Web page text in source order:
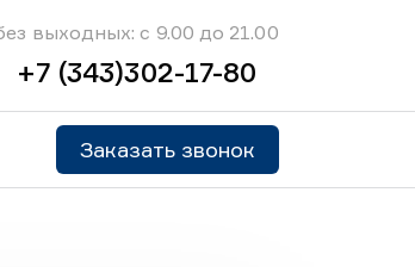
выходных: с 9.00 до 21.00
+7 (343)302-17-80
Заказать звонок